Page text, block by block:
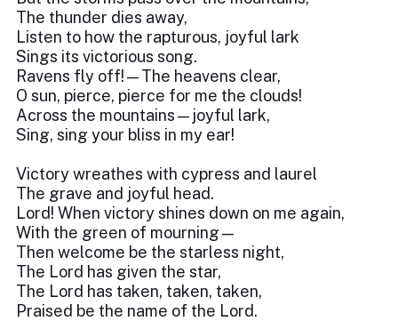
The thunder dies away,
Listen to how the rapturous, joyful lark
Sings its victorious song.
Ravens fly off!—The heavens clear,
O sun, pierce, pierce for me the clouds!
Across the mountains—joyful lark,
Sing, sing your bliss in my ear!
Victory wreathes with cypress and laurel
The grave and joyful head.
Lord! When victory shines down on me again,
With the green of mourning—
Then welcome be the starless night,
The Lord has given the star,
The Lord has taken, taken, taken,
Praised be the name of the Lord.